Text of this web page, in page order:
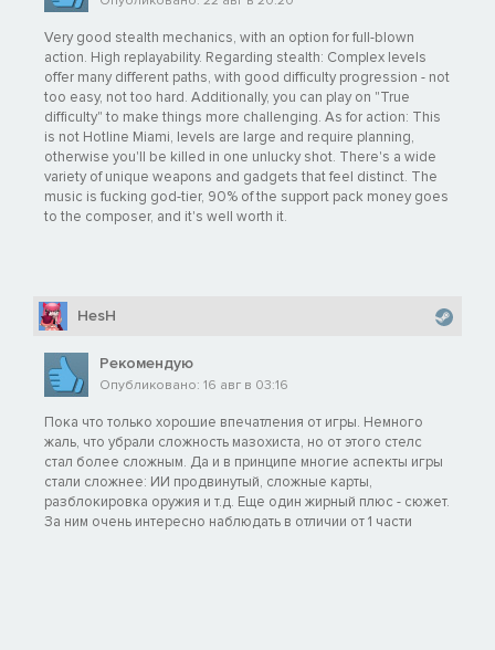
Very good stealth mechanics, with an option for full-blown
action. High replayability. Regarding stealth: Complex levels
offer many different paths, with good difficulty progression - not
too easy, not too hard. Additionally, you can play on "True
difficulty" to make things more challenging. As for action: This
is not Hotline Miami, levels are large and require planning,
otherwise you'll be killed in one unlucky shot. There's a wide
variety of unique weapons and gadgets that feel distinct. The
music is fucking god-tier, 90% of the support pack money goes
to the composer, and it's well worth it.
HesH
Рекомендую
Опубликовано: 16 авг в 03:16
Пока что только хорошие впечатления от игры. Немного
жаль, что убрали сложность мазохиста, но от этого стелс
стал более сложным. Да и в принципе многие аспекты игры
стали сложнее: ИИ продвинутый, сложные карты,
разблокировка оружия и т.д. Еще один жирный плюс - сюжет.
За ним очень интересно наблюдать в отличии от 1 части